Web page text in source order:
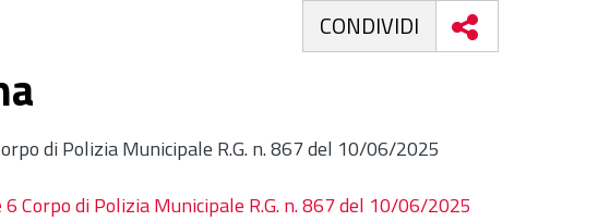
CONDIVIDI
di Polizia Municipale R.G. n. 867 del 10/06/2025
Corpo di Polizia Municipale R.G. n. 867 del 10/06/2025